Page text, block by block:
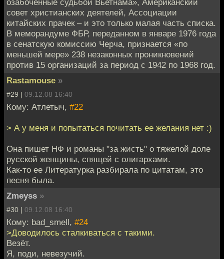
совет христианских деятелей, Ассоциации
китайских прачек – и это только малая часть списка.
В меморандуме ФБР, переданном в январе 1976 года
в сенатскую комиссию Черча, признается «по
меньшей мере» 238 незаконных проникновений
против 15 организаций за период с 1942 по 1968 год.
Rastamouse »
#29 | 09.12.08 16:40
Кому: Атлетыч, #22
> А у меня и попытаться почитать ее желания нет :)
Она пишет НФ и романы "за жисть" о тяжелой доле
русской женщины, спящей с олигархами.
Как-то ее Литературка разбирала по цитатам, это
песня была.
Zmeyss »
#30 | 09.12.08 16:40
Кому: bad_smell, #24
>Доводилось сталкиваться с такими.
Везёт.
Я, поди, невезучий.